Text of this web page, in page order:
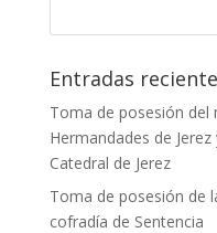
Entradas
Toma de posesión del
Hermandades de
Catedral de Jerez
Toma de posesión de
cofradía de Sentencia